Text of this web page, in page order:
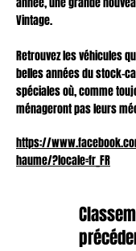
Vintage.
Retrouvez les véhicules
belles années du stock-
spéciales où, comme
ménageront pas leurs
https://
haume/?locale=fr_FR